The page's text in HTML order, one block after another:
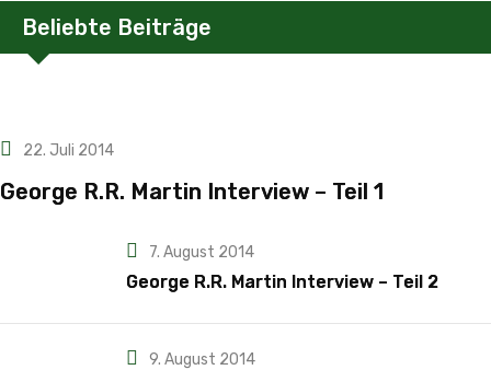
Beliebte Beiträge
22. Juli 2014
George R.R. Martin Interview – Teil 1
7. August 2014
George R.R. Martin Interview – Teil 2
9. August 2014